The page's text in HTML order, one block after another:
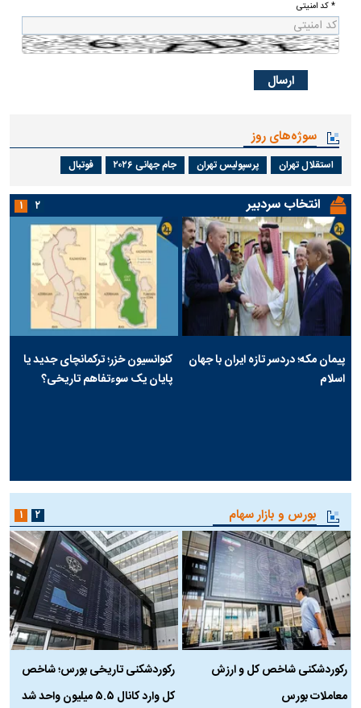
* کد امنیتی
سوژه‌های روز
استقلال تهران پرسپولیس تهران جام جهانی ۲۰۲۶ فوتبال
انتخاب سردبیر
پیمان مکه؛ دردسر تازه ایران با جهان
اسلام
کنوانسیون خزر؛ ترکمانچای جدید یا
پایان یک سوءتفاهم تاریخی؟
۱ ۲
بورس و بازار سهام
رکوردشکنی شاخص کل و ارزش
معاملات بورس
رکوردشکنی تاریخی بورس؛ شاخص
کل وارد کانال ۵.۵ میلیون واحد شد
۱ ۲